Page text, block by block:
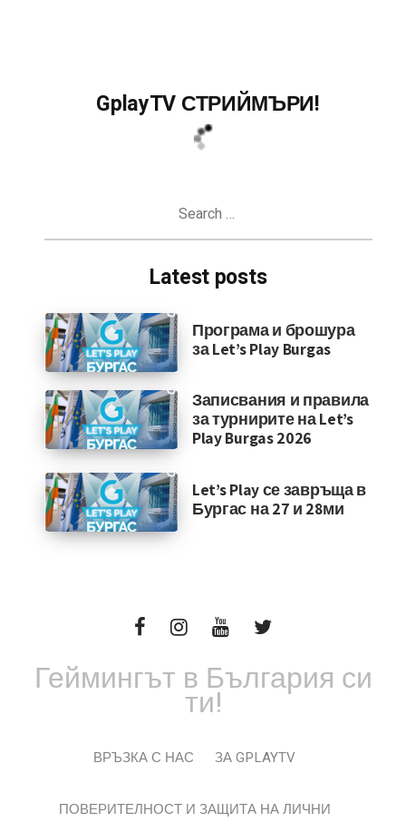
GplayTV СТРИЙМЪРИ!
Latest posts
Програма и брошура
за Let’s Play Burgas
Записвания и правила
за турнирите на Let’s
Play Burgas 2026
Let’s Play се завръща в
Бургас на 27 и 28ми
Геймингът в България си
ти!
ВРЪЗКА С НАС ЗА GPLAYTV
ПОВЕРИТЕЛНОСТ И ЗАЩИТА НА ЛИЧНИ